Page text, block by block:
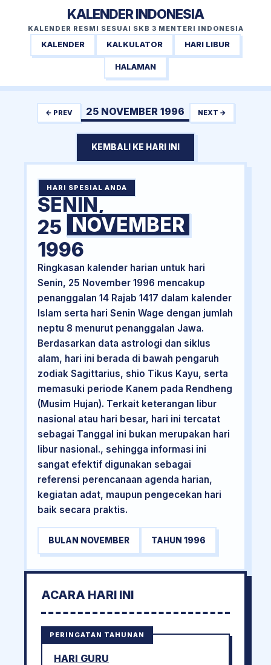
KALENDER INDONESIA
KALENDER RESMI SESUAI SKB 3 MENTERI INDONESIA
KALENDER KALKULATOR HARI LIBUR
HALAMAN
← PREV 25 NOVEMBER 1996 NEXT →
KEMBALI KE HARI INI
HARI SPESIAL ANDA
SENIN,
25 NOVEMBER
1996
Ringkasan kalender harian untuk hari
Senin, 25 November 1996 mencakup
penanggalan 14 Rajab 1417 dalam kalender
Islam serta hari Senin Wage dengan jumlah
neptu 8 menurut penanggalan Jawa.
Berdasarkan data astrologi dan siklus
alam, hari ini berada di bawah pengaruh
zodiak Sagittarius, shio Tikus Kayu, serta
memasuki periode Kanem pada Rendheng
(Musim Hujan). Terkait keterangan libur
nasional atau hari besar, hari ini tercatat
sebagai Tanggal ini bukan merupakan hari
libur nasional., sehingga informasi ini
sangat efektif digunakan sebagai
referensi perencanaan agenda harian,
kegiatan adat, maupun pengecekan hari
baik secara praktis.
BULAN NOVEMBER TAHUN 1996
ACARA HARI INI
PERINGATAN TAHUNAN
HARI GURU